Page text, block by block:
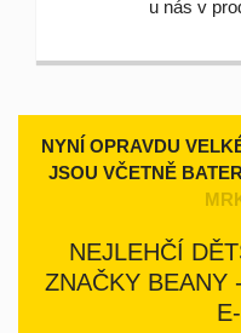
u nás v
NYNÍ OPRAVDU
JSOU VČETNĚ
NEJLEHČÍ
ZNAČKY BEANY